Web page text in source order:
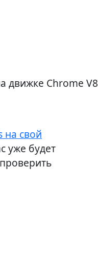
движке Chrome V8
на свой
уже будет